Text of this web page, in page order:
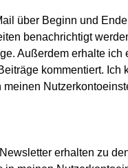
über Beginn und
benachrichtigt
Außerdem erhalte ich
kommentiert. Ich
meinen
erhalten zu